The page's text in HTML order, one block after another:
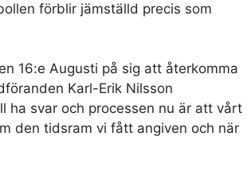
förblir jämställd precis som
16:e Augusti på sig att återkomma
Karl-Erik Nilsson
ha svar och processen nu är att vårt
den tidsram vi fått angiven och när